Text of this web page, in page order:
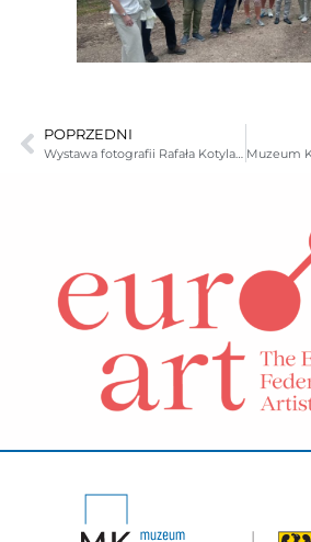
POPRZEDNI
Wystawa fotografii Rafała Kotylaka– Góry Izerskie